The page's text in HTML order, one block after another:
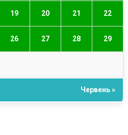
19 20 21 22
26 27 28 29
Червень »